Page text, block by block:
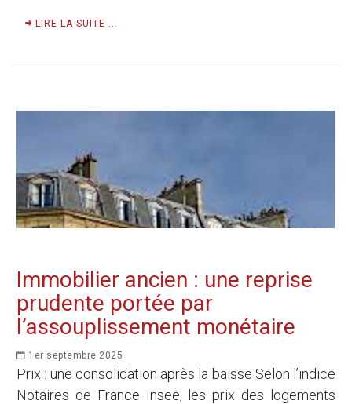
LIRE LA SUITE ...
Immobilier ancien : une reprise
prudente portée par
l’assouplissement monétaire
1er septembre 2025
Prix : une consolidation après la baisse Selon l’indice
Notaires de France Insee, les prix des logements